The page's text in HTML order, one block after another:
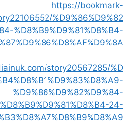
https://bookmark-
%D9%86%D9%82
%D8%B9%D9%81%D8%B4-
story20567285/%D
%D9%86%D9%82%D9%84-
%D8%B9%D9%81%D8%B4-24-